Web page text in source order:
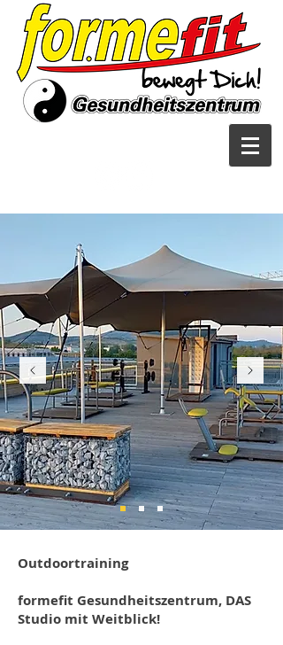
Outdoortraining
formefit Gesundheitszentrum, DAS
Studio mit Weitblick!